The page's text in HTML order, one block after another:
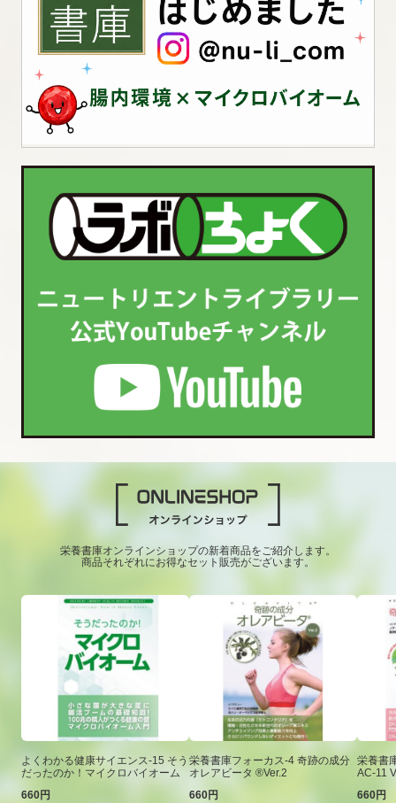
栄養書庫オンラインショップの新着商品をご紹介します。
商品それぞれにお得なセット販売がございます。
よくわかる健康サイエンス-15 そう
だったのか！マイクロバイオーム
660円
栄養書庫フォーカス-4 奇跡の成分
オレアビータ ®Ver.2
660円
栄養書
AC-11
660円